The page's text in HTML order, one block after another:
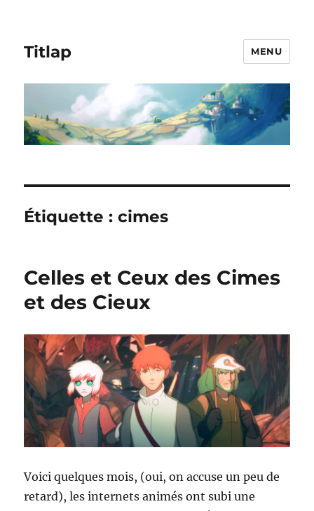
Titlap MENU
Étiquette :cimes
Celles et Ceux des Cimes
et des Cieux
Voici quelques mois, (oui, on accuse un peu de
retard), les internets animés ont subi une